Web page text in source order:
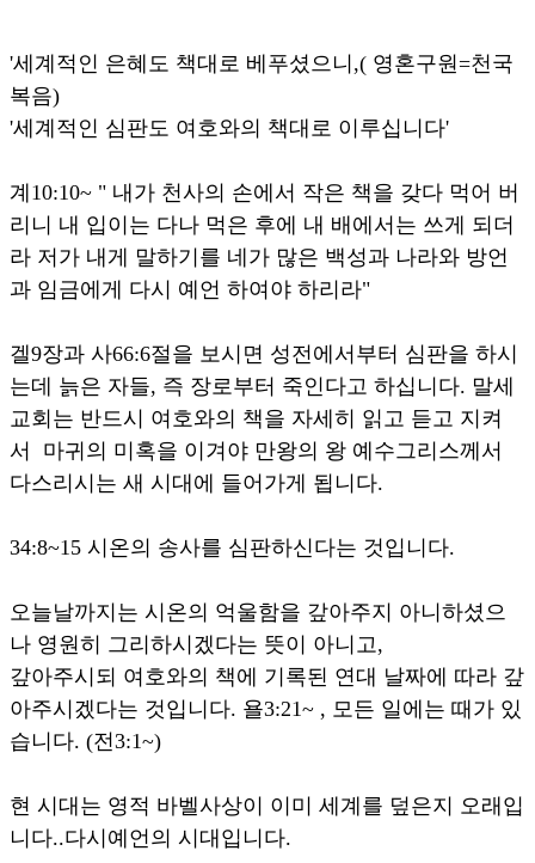
'세계적인 은혜도 책대로 베푸셨으니,( 영혼구원=천국
복음)
'세계적인 심판도 여호와의 책대로 이루십니다'
계10:10~ " 내가 천사의 손에서 작은 책을 갖다 먹어 버
리니 내 입이는 다나 먹은 후에 내 배에서는 쓰게 되더
라 저가 내게 말하기를 네가 많은 백성과 나라와 방언
과 임금에게 다시 예언 하여야 하리라"
겔9장과 사66:6절을 보시면 성전에서부터 심판을 하시
는데 늙은 자들, 즉 장로부터 죽인다고 하십니다. 말세
교회는 반드시 여호와의 책을 자세히 읽고 듣고 지켜
서 마귀의 미혹을 이겨야 만왕의 왕 예수그리스께서
다스리시는 새 시대에 들어가게 됩니다.
34:8~15 시온의 송사를 심판하신다는 것입니다.
오늘날까지는 시온의 억울함을 갚아주지 아니하셨으
나 영원히 그리하시겠다는 뜻이 아니고,
갚아주시되 여호와의 책에 기록된 연대 날짜에 따라 갚
아주시겠다는 것입니다. 욜3:21~ , 모든 일에는 때가 있
습니다. (전3:1~)
현 시대는 영적 바벨사상이 이미 세계를 덮은지 오래입
니다..다시예언의 시대입니다.